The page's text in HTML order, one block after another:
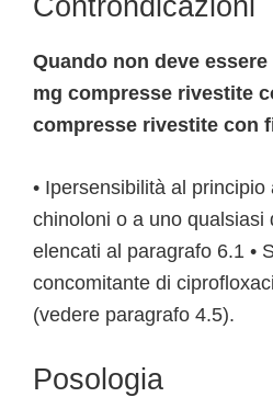
Controndicazioni
Quando non deve
mg compresse rivestite
compresse rivestite con
• Ipersensibilità al principio
chinoloni o a uno qualsiasi
elencati al paragrafo 6.1 •
concomitante di
(vedere paragrafo 4.5).
Posologia